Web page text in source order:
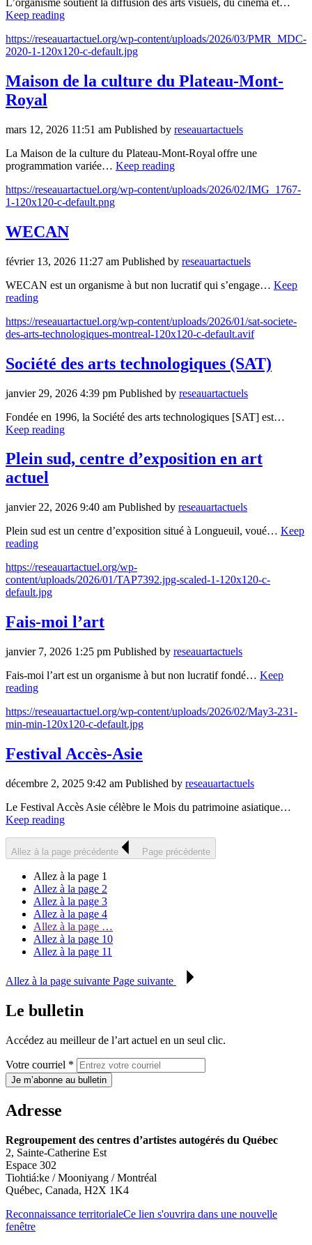
L’organisme soutient la diffusion des arts visuels, du cinéma et…
Keep reading
https://reseauartactuel.org/wp-content/uploads/2026/03/PMR_MDC-
2020-1-120x120-c-default.jpg
Maison de la culture du Plateau-Mont-
Royal
mars 12, 2026 11:51 am Published by reseauartactuels
La Maison de la culture du Plateau-Mont-Royal offre une
programmation variée… Keep reading
https://reseauartactuel.org/wp-content/uploads/2026/02/IMG_1767-
1-120x120-c-default.png
WECAN
février 13, 2026 11:27 am Published by reseauartactuels
WECAN est un organisme à but non lucratif qui s’engage… Keep
reading
https://reseauartactuel.org/wp-content/uploads/2026/01/sat-societe-
des-arts-technologiques-montreal-120x120-c-default.avif
Société des arts technologiques (SAT)
janvier 29, 2026 4:39 pm Published by reseauartactuels
Fondée en 1996, la Société des arts technologiques [SAT] est…
Keep reading
Plein sud, centre d’exposition en art
actuel
janvier 22, 2026 9:40 am Published by reseauartactuels
Plein sud est un centre d’exposition situé à Longueuil, voué… Keep
reading
https://reseauartactuel.org/wp-
content/uploads/2026/01/TAP7392.jpg-scaled-1-120x120-c-
default.jpg
Fais-moi l’art
janvier 7, 2026 1:25 pm Published by reseauartactuels
Fais-moi l’art est un organisme à but non lucratif fondé… Keep
reading
https://reseauartactuel.org/wp-content/uploads/2026/02/May3-231-
min-min-120x120-c-default.jpg
Festival Accès-Asie
décembre 2, 2025 9:42 am Published by reseauartactuels
Le Festival Accès Asie célèbre le Mois du patrimoine asiatique…
Keep reading
Allez à la page précédente Page précédente
Allez à la page 1
Allez à la page 2
Allez à la page 3
Allez à la page 4
Allez à la page …
Allez à la page 10
Allez à la page 11
Allez à la page suivante Page suivante
Le bulletin
Accédez au meilleur de l’art actuel en un seul clic.
Votre courriel *
Je m’abonne au bulletin
Adresse
Regroupement des centres d’artistes autogérés du Québec
2, Sainte-Catherine Est
Espace 302
Tiohtiá:ke / Mooniyang / Montréal
Québec, Canada, H2X 1K4
Reconnaissance territorialeCe lien s'ouvrira dans une nouvelle
fenêtre